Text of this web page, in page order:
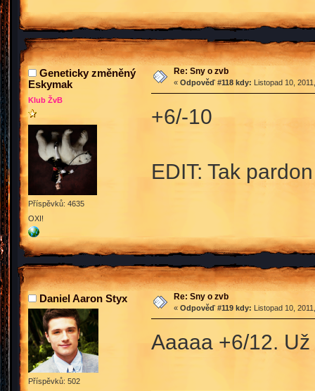
Geneticky změněný
Eskymak
Klub ŽvB
Příspěvků: 4635
OXI!
Re: Sny o zvb
« Odpověď #118 kdy: Listopad 10,
+6/-10
EDIT: Tak
Daniel Aaron Styx
Příspěvků: 502
Re: Sny o zvb
« Odpověď #119 kdy: Listopad 10,
Aaaaa +6/12.